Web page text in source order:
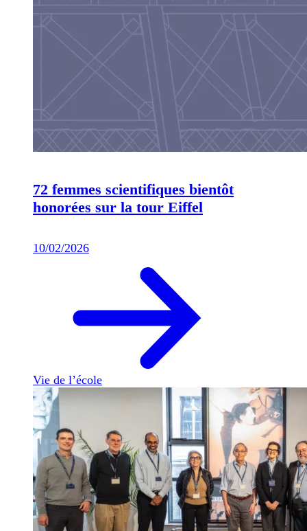
72 femmes scientifiques bientôt
honorées sur la tour Eiffel
10/02/2026
Vie de l’école